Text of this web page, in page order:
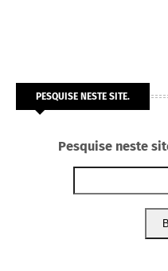
PESQUISE NESTE SITE.
Pesquise neste